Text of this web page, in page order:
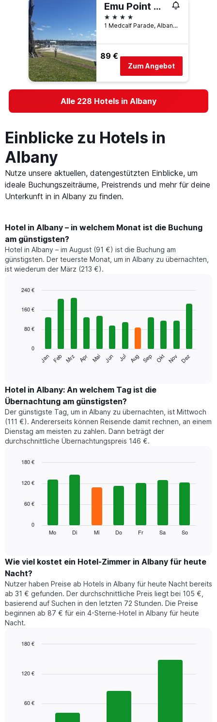
Emu Point Motel & Apartments
4 Sterne
1 Medcalf Parade, Albany, WA, Australien
89 €
Zum Angebot
Alle 228 Hotels in Albany
Einblicke zu Hotels in
Albany
Nutze unsere aktuellen, datengestützten Einblicke, um
ideale Buchungszeiträume, Preistrends und mehr für deine
Unterkunft in in Albany zu finden.
Hotel in Albany – in welchem Monat ist die Buchung
am günstigsten?
Hotel in Albany – im August (91 €) ist die Buchung am
günstigsten. Der teuerste Monat, um in Albany zu übernachten,
ist wiederum der März (213 €).
chart
bars.
folgende
den
durchschnittlichen
Zimmerpreis
im
jeweiligen
Monat
an.
Diagramm
die
Monate
hat
1
Y-
Achse,
die
den
durchschnittlichen
Zimmerpreis
graphic.
Jan Feb Mrz Apr Mai Jun Jul Aug Sep Okt Nov Dez
0
80 €
160 €
240 €
Hotel in Albany: An welchem Tag ist die
Übernachtung am günstigsten?
Der günstigste Tag, um in Albany zu übernachten, ist Mittwoch
(111 €). Andererseits können Reisende damit rechnen, an einem
Dienstag am meisten zu zahlen. Dann beträgt der
durchschnittliche Übernachtungspreis 146 €.
chart
bars.
den
durchschnittlichen
Preis
eines
Zimmers
für
den
jeweiligen
Das
die
Wochentage
Mo Di Mi Do Fr Sa So
0
60 €
120 €
180 €
Wie viel kostet ein Hotel-Zimmer in Albany für heute
Nacht?
Nutzer haben Preise ab Hotels in Albany für heute Nacht bereits
ab 31 € gefunden. Der durchschnittliche Preis liegt bei 105 €,
basierend auf Suchen in den letzten 72 Stunden. Die Preise
beginnen ab 87 € für ein 4-Sterne-Hotel in Albany für heute
Nacht.
with
Das
60 €
120 €
180 €